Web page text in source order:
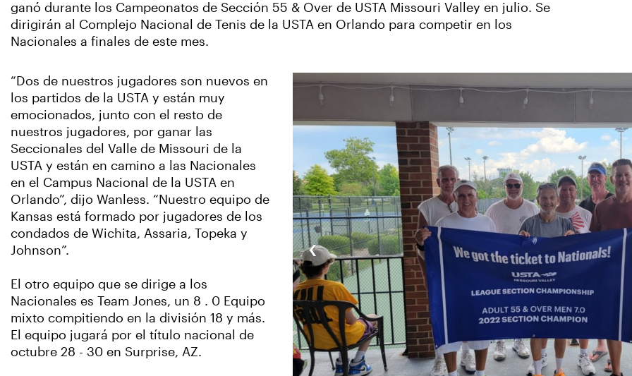
ganó durante los Campeonatos de Sección 55 & Over de USTA Missouri Valley en julio. Se
dirigirán al Complejo Nacional de Tenis de la USTA en Orlando para competir en los
Nacionales a finales de este mes.
“Dos de nuestros jugadores son nuevos en
los partidos de la USTA y están muy
emocionados, junto con el resto de
nuestros jugadores, por ganar las
Seccionales del Valle de Missouri de la
USTA y están en camino a las Nacionales
en el Campus Nacional de la USTA en
Orlando”, dijo Wanless. “Nuestro equipo de
Kansas está formado por jugadores de los
condados de Wichita, Assaria, Topeka y
Johnson”.
El otro equipo que se dirige a los
Nacionales es Team Jones, un 8 . 0 Equipo
mixto compitiendo en la división 18 y más.
El equipo jugará por el título nacional de
octubre 28 - 30 en Surprise, AZ.
‹